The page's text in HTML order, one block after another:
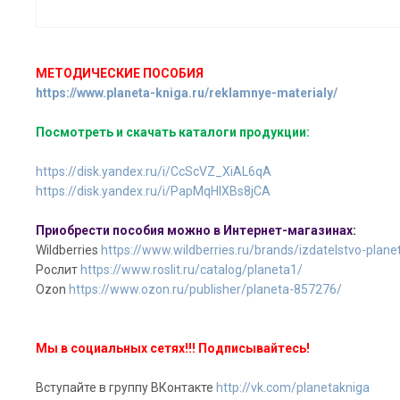
МЕТОДИЧЕСКИЕ ПОСОБИЯ
https://www.planeta-kniga.ru/reklamnye-materialy/
Посмотреть и скачать каталоги продукции:
https://disk.yandex.ru/i/CcScVZ_XiAL6qA
https://disk.yandex.ru/i/PapMqHlXBs8jCA
Приобрести пособия можно в Интернет-магазинах:
Wildberries https://www.wildberries.ru/brands/izdatelstvo-
Рослит https://www.roslit.ru/catalog/planeta1/
Ozon https://www.ozon.ru/publisher/planeta-857276/
Мы в социальных сетях!!! Подписывайтесь!
Вступайте в группу ВКонтакте http://vk.com/planetakniga